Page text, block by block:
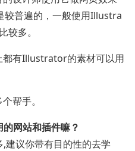
较普遍的，一般使用Illustra
多。
都有Illustrator的素材可以用
帮手。
网站和插件嘛？
建议你带有目的性的去学